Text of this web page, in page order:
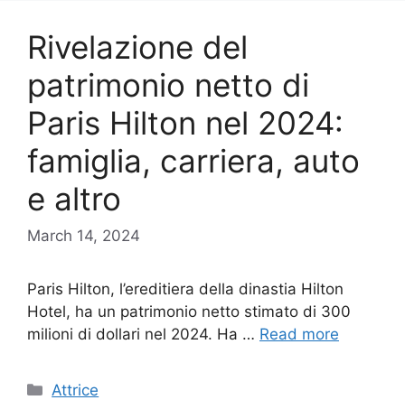
Rivelazione del
patrimonio netto di
Paris Hilton nel 2024:
famiglia, carriera, auto
e altro
March 14, 2024
Paris Hilton, l’ereditiera della dinastia Hilton
Hotel, ha un patrimonio netto stimato di 300
milioni di dollari nel 2024. Ha … Read more
Categories
Attrice